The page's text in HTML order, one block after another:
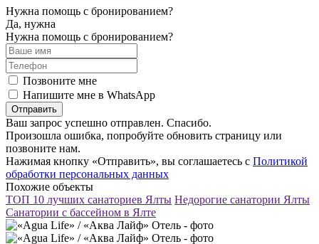
Нужна помощь с бронированием?
Да, нужна
Нужна помощь с бронированием?
Позвоните мне
Напишите мне в WhatsApp
Отправить
Ваш запрос успешно отправлен. Спасибо.
Произошла ошибка, попробуйте обновить страницу или
позвоните нам.
Нажимая кнопку «Отправить», вы соглашаетесь с Политикой
обработки персональных данных
Похожие объекты
ТОП 10 лучших санаториев Ялты Недорогие санатории Ялты
Санатории с бассейном в Ялте